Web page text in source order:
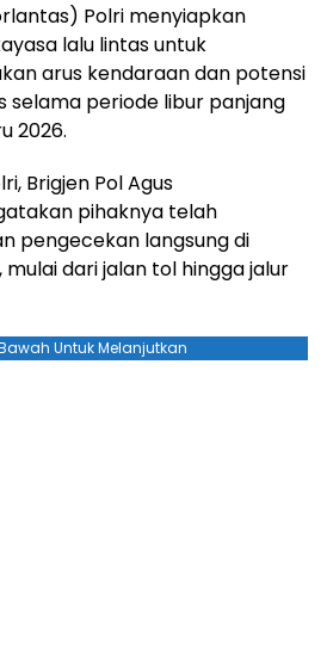
Polri menyiapkan
lalu lintas untuk
arus kendaraan dan potensi
selama periode libur panjang
2026.
Brigjen Pol Agus
pihaknya telah
pengecekan langsung di
dari jalan tol hingga jalur
Untuk Melanjutkan